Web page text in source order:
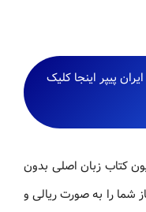
پیپر اینجا کلیک
کتاب زبان اصلی بدون
شما را به صورت ریالی و